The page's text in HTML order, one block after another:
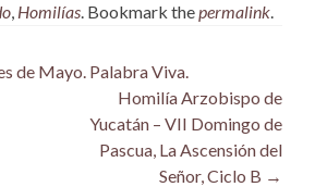
, Homilías. Bookmark thepermalink.
de Mayo. Palabra Viva.
Homilía Arzobispo de
Yucatán – VII Domingo de
Pascua, La Ascensión del
Señor, Ciclo B →